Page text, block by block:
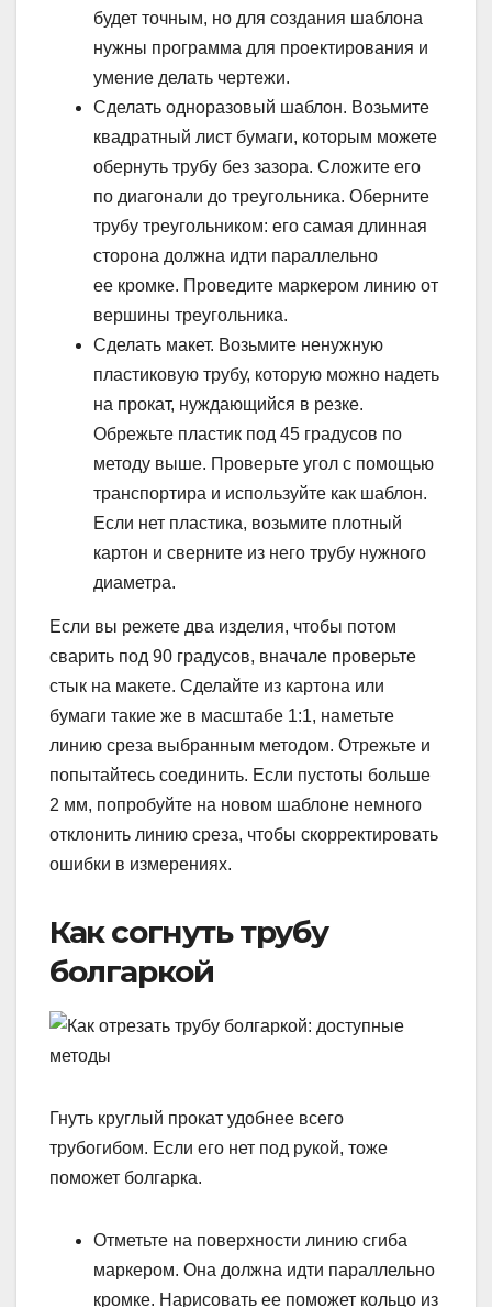
будет точным, но для создания шаблона
нужны программа для проектирования и
умение делать чертежи.
Сделать одноразовый шаблон. Возьмите
квадратный лист бумаги, которым можете
обернуть трубу без зазора. Сложите его
по диагонали до треугольника. Оберните
трубу треугольником: его самая длинная
сторона должна идти параллельно
ее кромке. Проведите маркером линию от
вершины треугольника.
Сделать макет. Возьмите ненужную
пластиковую трубу, которую можно надеть
на прокат, нуждающийся в резке.
Обрежьте пластик под 45 градусов по
методу выше. Проверьте угол с помощью
транспортира и используйте как шаблон.
Если нет пластика, возьмите плотный
картон и сверните из него трубу нужного
диаметра.
Если вы режете два изделия, чтобы потом
сварить под 90 градусов, вначале проверьте
стык на макете. Сделайте из картона или
бумаги такие же в масштабе 1:1, наметьте
линию среза выбранным методом. Отрежьте и
попытайтесь соединить. Если пустоты больше
2 мм, попробуйте на новом шаблоне немного
отклонить линию среза, чтобы скорректировать
ошибки в измерениях.
Как согнуть трубу
болгаркой
Гнуть круглый прокат удобнее всего
трубогибом. Если его нет под рукой, тоже
поможет болгарка.
Отметьте на поверхности линию сгиба
маркером. Она должна идти параллельно
кромке. Нарисовать ее поможет кольцо из